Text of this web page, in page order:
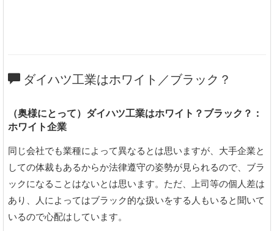
ダイハツ工業はホワイト／ブラック？
（奥様にとって）ダイハツ工業はホワイト？ブラック？：
ホワイト企業
同じ会社でも業種によって異なるとは思いますが、大手企業と
しての体裁もあるからか法律遵守の姿勢が見られるので、ブラ
ックになることはないとは思います。ただ、上司等の個人差は
あり、人によってはブラック的な扱いをする人もいると聞いて
いるので心配はしています。